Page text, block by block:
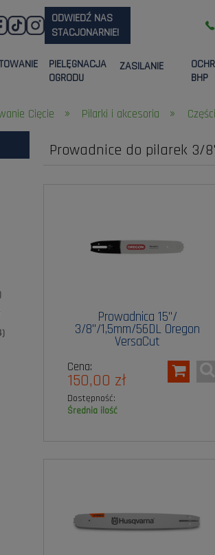
ODWIEDŹ NAS
STACJONARNIE!
PIELĘGNACJA
OGRODU
ZASILANIE
BHP
Cięcie » Pilarki i akcesoria »
Prowadnice do pilarek 3/
Prowadnica 15"/
3/8"/1,5mm/56DL Oregon
VersaCut
Cena:
150,00 zł
Dostępność:
średnia ilość